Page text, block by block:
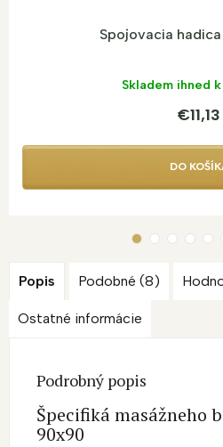
Spojovacia
Skladem ihned
€11,13
DO
Popis Podobné (8)
Ostatné informácie
Podrobný popis
Špecifiká masážneho
90x90